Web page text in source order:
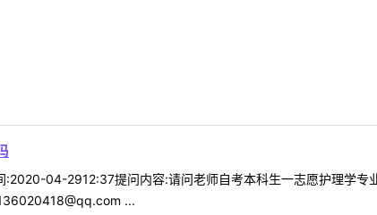
04-2912:37提问内容:请问老师自考本科生一志愿护理学专
...